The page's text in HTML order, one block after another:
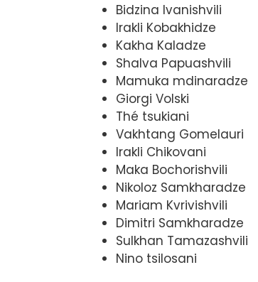
Bidzina Ivanishvili
Irakli Kobakhidze
Kakha Kaladze
Shalva Papuashvili
Mamuka mdinaradze
Giorgi Volski
Thé tsukiani
Vakhtang Gomelauri
Irakli Chikovani
Maka Bochorishvili
Nikoloz Samkharadze
Mariam Kvrivishvili
Dimitri Samkharadze
Sulkhan Tamazashvili
Nino tsilosani